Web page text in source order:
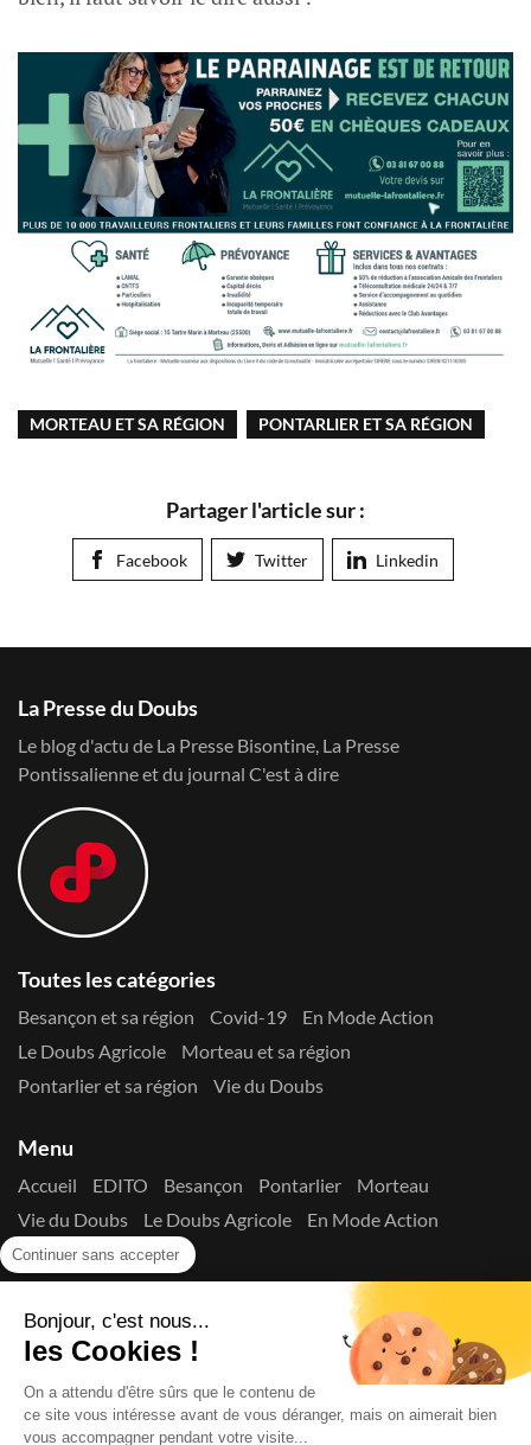
Continuer sans accepter
Bonjour, c'est nous...
les Cookies !
On a attendu d'être sûrs que le contenu de
ce site vous intéresse avant de vous déranger, mais on aimerait bien
vous accompagner pendant votre visite...
MORTEAU ET SA RÉGION PONTARLIER ET SA RÉGION
Partager l'article sur :
Facebook Twitter Linkedin
La Presse du Doubs
Le blog d'actu de La Presse Bisontine, La Presse
Pontissalienne et du journal C'est à dire
Toutes les catégories
Besançon et sa région Covid-19
En Mode Action
Le Doubs Agricole
Morteau et sa région
Pontarlier et sa région
Vie du Doubs
Menu
Accueil EDITO Besançon Pontarlier
Morteau
Vie du Doubs
Le Doubs Agricole
En Mode Action
Contactez-nous !
Suivez-nous sur les réseaux